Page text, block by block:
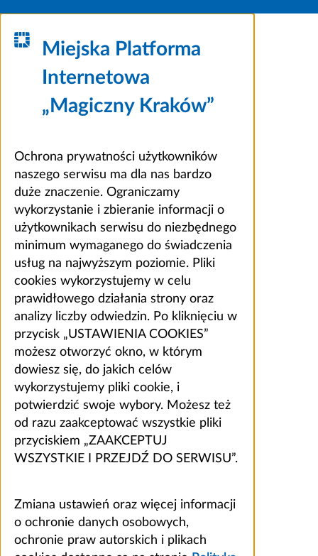
Miejska Platforma
Internetowa
„Magiczny Kraków”
Ochrona prywatności użytkowników
naszego serwisu ma dla nas bardzo
duże znaczenie. Ograniczamy
wykorzystanie i zbieranie informacji o
użytkownikach serwisu do niezbędnego
minimum wymaganego do świadczenia
usług na najwyższym poziomie. Pliki
cookies wykorzystujemy w celu
prawidłowego działania strony oraz
analizy liczby odwiedzin. Po kliknięciu w
przycisk „USTAWIENIA COOKIES”
możesz otworzyć okno, w którym
dowiesz się, do jakich celów
wykorzystujemy pliki cookie, i
potwierdzić swoje wybory. Możesz też
od razu zaakceptować wszystkie pliki
przyciskiem „ZAAKCEPTUJ
WSZYSTKIE I PRZEJDŹ DO SERWISU”.
Zmiana ustawień oraz więcej informacji
o ochronie danych osobowych,
ochronie praw autorskich i plikach